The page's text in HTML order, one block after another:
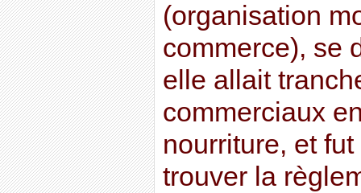
(organisation
commerce), se
elle allait
commerciaux
nourriture, et
trouver la